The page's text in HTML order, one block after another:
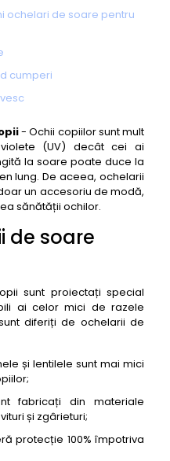
ochelari de soare pentru
cumperi
de soare pentru copii
copii Polaroid Pld 8018/S
copii KiETLA Ourson
copii Babiators Original
copii Minnie Mouse
copii Paw Patrol
copii Ray-Ban Junior
copii Oakley Youth
copii Cebe Dude
copii Izipizi Kids
- Ochii copiilor sunt mult
(UV) decât cei ai
la soare poate duce la
lung. De aceea, ochelarii
un accesoriu de modă,
sănătății ochilor.
de soare
sunt proiectați special
ai celor mici de razele
diferiți de ochelarii de
și lentilele sunt mai mici
fabricați din materiale
și zgârieturi;
protecție 100% împotriva